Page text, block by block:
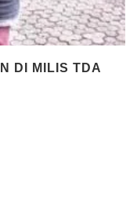
DI MILIS TDA